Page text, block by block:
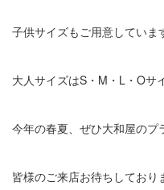
子供サイズもご用意していま
大人サイズはS・M・L・Oサ
今年の春夏、ぜひ大和屋の
皆様のご来店お待ちしており